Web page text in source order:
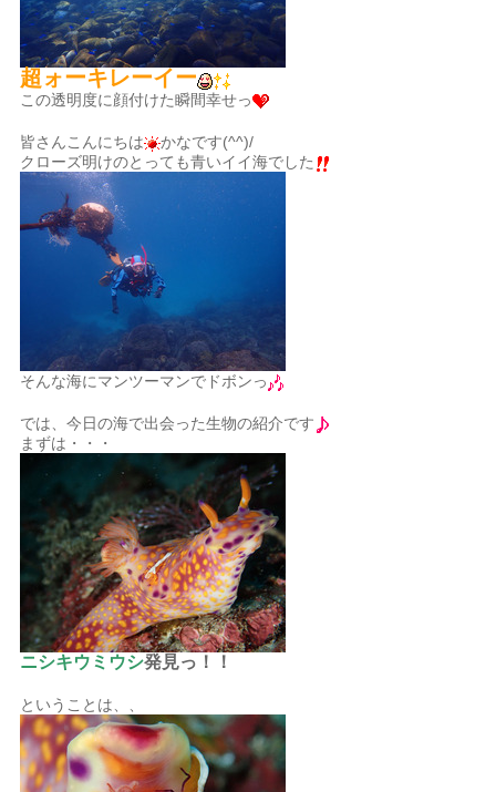
超ォーキレーイー
この透明度に顔付けた瞬間幸せっ
皆さんこんにちは
かなです(^^)/
クローズ明けのとっても青いイイ海でした
そんな海にマンツーマンでドボンっ
では、今日の海で出会った生物の紹介です
まずは・・・
ニシキウミウシ発見っ！！
ということは、、